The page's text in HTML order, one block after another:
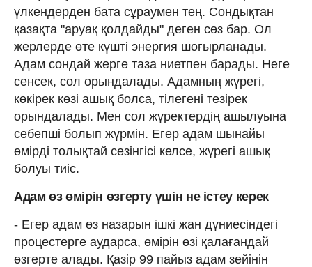
үлкендерден бата сұраумен тең. Сондықтан
қазақта "аруақ қолдайды" деген сөз бар. Ол
жерлерде өте күшті энергия шоғырланады.
Адам сондай жерге таза ниетпен барады. Неге
сенсек, сол орындалады. Адамның жүрегі,
көкірек көзі ашық болса, тілегені тезірек
орындалады. Мен сол жүректердің ашылуына
себепші болып жүрмін. Егер адам шынайы
өмірді толықтай сезінгісі келсе, жүрегі ашық
болуы тиіс.
Адам өз өмірін өзгерту үшін не істеу керек
- Егер адам өз назарын ішкі жан дүниесіндегі
процестерге аударса, өмірін өзі қалағандай
өзгерте алады. Қазір 99 пайыз адам зейінін